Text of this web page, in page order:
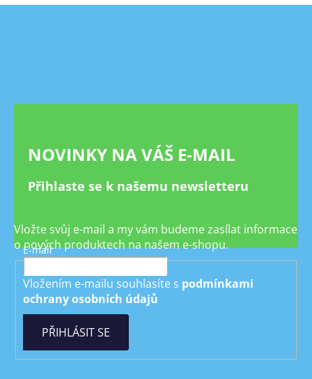
Z
NOVINKY NA VÁŠ E-MAIL
Přihlaste se k našemu newsletteru
Vložte svůj e-mail a my vám budeme zasílat informace
o nových produktech na našem e-shopu.
E-mail
Vložením e-mailu souhlasíte s podmínkami
ochrany osobních údajů
PŘIHLÁSIT SE